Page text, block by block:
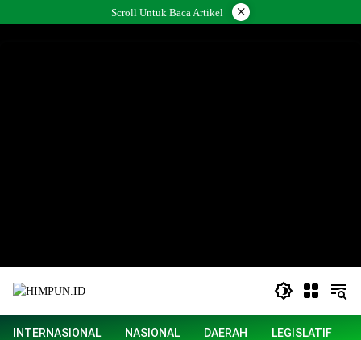
ke
Scroll Untuk Baca Artikel ×
INTERNASIONAL NASIONAL DAERAH LEGISLATIF